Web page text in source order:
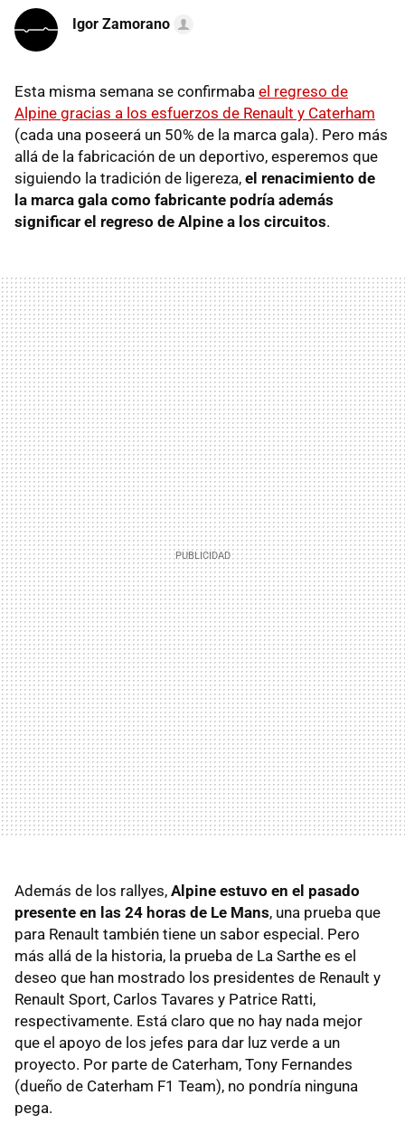
Igor Zamorano
Esta misma semana se confirmaba el regreso de
Alpine gracias a los esfuerzos de Renault y Caterham
(cada una poseerá un 50% de la marca gala). Pero más
allá de la fabricación de un deportivo, esperemos que
siguiendo la tradición de ligereza, el renacimiento de
la marca gala como fabricante podría además
significar el regreso de Alpine a los circuitos.
Además de los rallyes, Alpine estuvo en el pasado
presente en las 24 horas de Le Mans, una prueba que
para Renault también tiene un sabor especial. Pero
más allá de la historia, la prueba de La Sarthe es el
deseo que han mostrado los presidentes de Renault y
Renault Sport, Carlos Tavares y Patrice Ratti,
respectivamente. Está claro que no hay nada mejor
que el apoyo de los jefes para dar luz verde a un
proyecto. Por parte de Caterham, Tony Fernandes
(dueño de Caterham F1 Team), no pondría ninguna
pega.